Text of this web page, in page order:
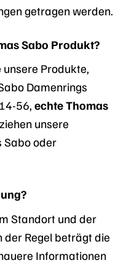
getragen werden.
Sabo Produkt?
Produkte,
Damenrings
56, echte Thomas
unsere
Sabo oder
Standort und der
Regel beträgt die
Informationen